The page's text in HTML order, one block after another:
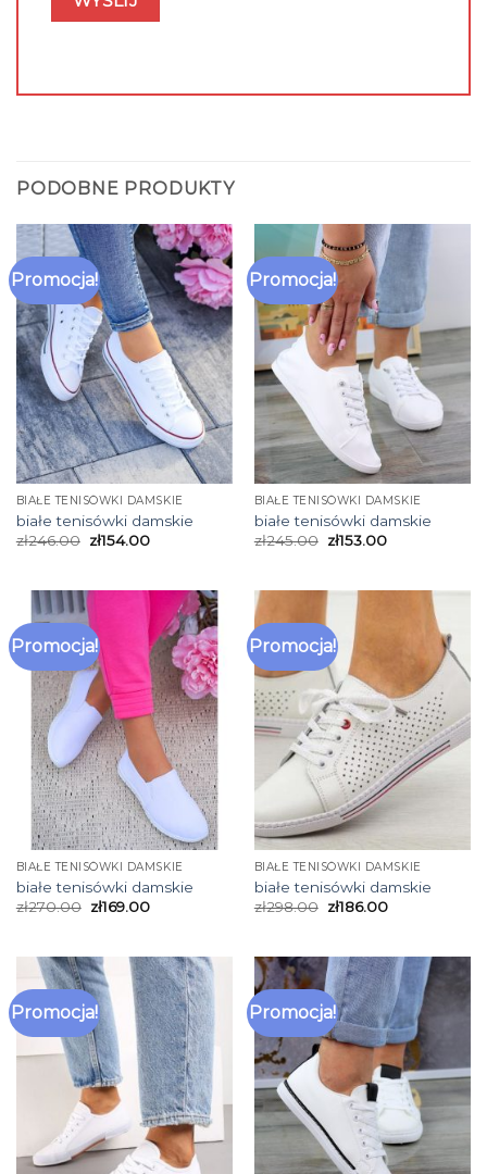
PODOBNE PRODUKTY
Promocja!
BIAŁE TENISÓWKI DAMSKIE
białe tenisówki damskie
zł246.00 zł154.00
Promocja!
BIAŁE TENISÓWKI DAMSKIE
białe tenisówki damskie
zł245.00 zł153.00
Promocja!
BIAŁE TENISÓWKI DAMSKIE
białe tenisówki damskie
zł270.00 zł169.00
Promocja!
BIAŁE TENISÓWKI DAMSKIE
białe tenisówki damskie
zł298.00 zł186.00
Promocja! Promocja!